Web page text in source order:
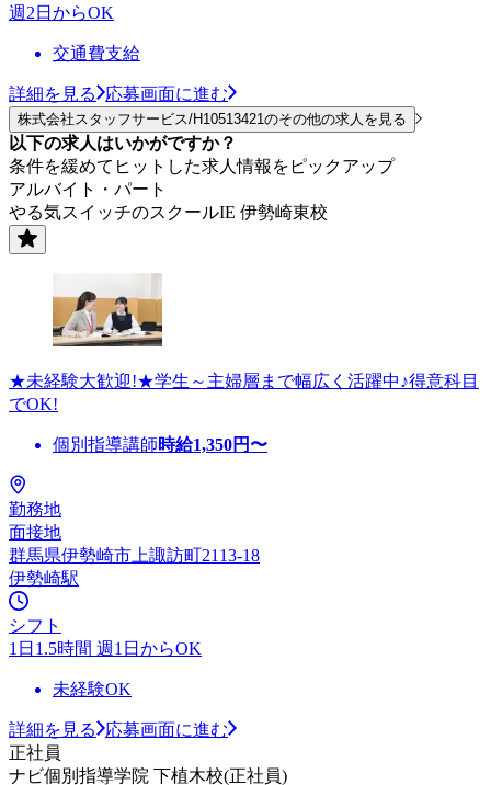
週2日からOK
交通費支給
詳細を見る 応募画面に進む
株式会社スタッフサービス/H10513421のその他の求人を見る
以下の求人はいかがですか？
条件を緩めてヒットした求人情報をピックアップ
アルバイト・パート
やる気スイッチのスクールIE 伊勢崎東校
★未経験大歓迎!★学生～主婦層まで幅広く活躍中♪得意科目
でOK!
個別指導講師時給1,350円〜
勤務地
面接地
群馬県伊勢崎市上諏訪町2113-18
伊勢崎駅
シフト
1日1.5時間 週1日からOK
未経験OK
詳細を見る
応募画面に進む
正社員
ナビ個別指導学院 下植木校(正社員)